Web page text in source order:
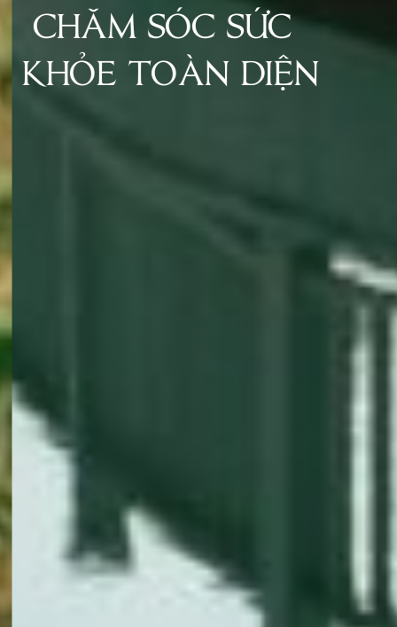
CHĂM SÓC SỨC
KHỎE TOÀN DIỆN